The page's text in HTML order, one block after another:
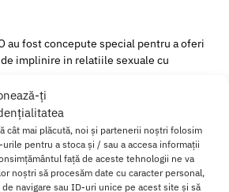
ți
cât mai plăcută, noi și partenerii noștri folosim
pentru a stoca și / sau a accesa informații
față de aceste tehnologii ne va
noștri să procesăm date cu caracter personal,
navigare sau ID-uri unice pe acest site și să
au fost concepute special pentru a oferi
implinire in relatiile sexuale cu
alese, cunoscute pentru efectul lor
avand rolul de a intensifica placerile
boost de energie si o stare generala de